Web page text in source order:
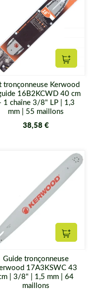
tronçonneuse Kerwood
16B2KCWD 40 cm
1 chaîne 3/8" LP | 1,3
mm | 55 maillons
38,58 €
Guide tronçonneuse
17A3KSWC 43
| 3/8" | 1,5 mm | 64
maillons